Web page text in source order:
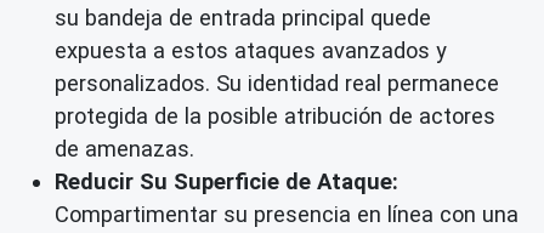
su bandeja de entrada principal quede
expuesta a estos ataques avanzados y
personalizados. Su identidad real permanece
protegida de la posible atribución de actores
de amenazas.
Reducir Su Superficie de Ataque:
Compartimentar su presencia en línea con una